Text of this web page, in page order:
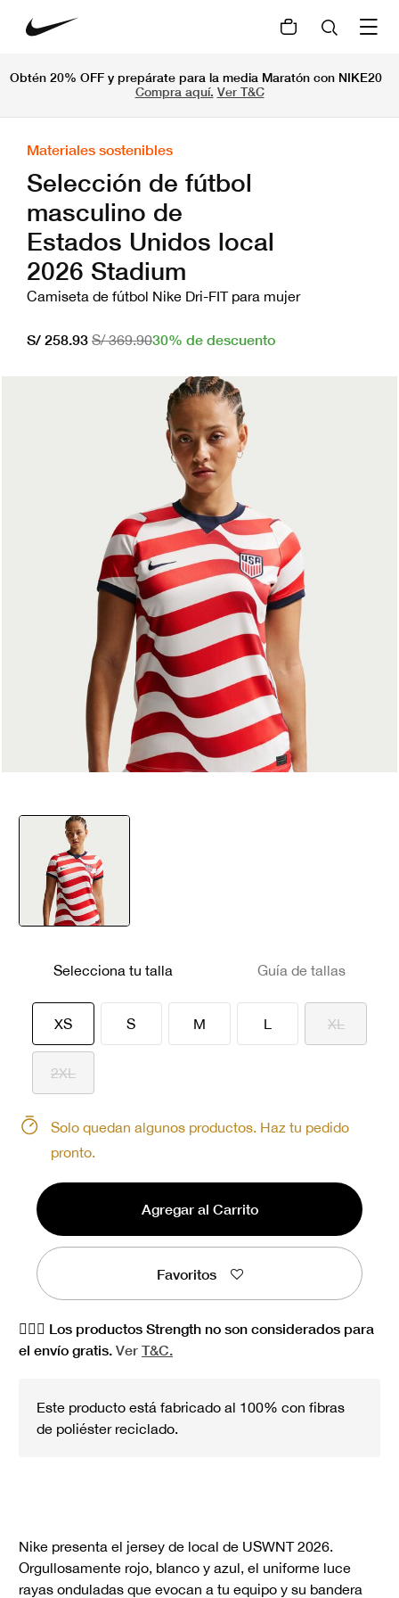
Obtén 20% OFF y prepárate para la media Maratón con NIKE20
Compra aquí. Ver T&C
Materiales sostenibles
Selección de fútbol
masculino de
Estados Unidos local
2026 Stadium
Camiseta de fútbol Nike Dri-FIT para mujer
S/ 258.93 S/ 369.9030% de descuento
Selecciona tu talla Guía de tallas
XSseleccionado
S M L XL
2XL
Solo quedan algunos productos. Haz tu pedido
pronto.
Agregar al Carrito
Favoritos
🏋🏻‍♀️ Los productos Strength no son considerados para
el envío gratis. Ver T&C.
Este producto está fabricado al 100% con fibras
de poliéster reciclado.
Nike presenta el jersey de local de USWNT 2026.
Orgullosamente rojo, blanco y azul, el uniforme luce
rayas onduladas que evocan a tu equipo y su bandera